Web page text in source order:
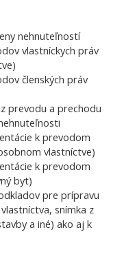
nehnuteľností
vlastníckych práv
členských práv
prevodu a prechodu
k prevodom
vlastníctve)
k prevodom
byt)
pre prípravu
snímka z
a iné) ako aj k